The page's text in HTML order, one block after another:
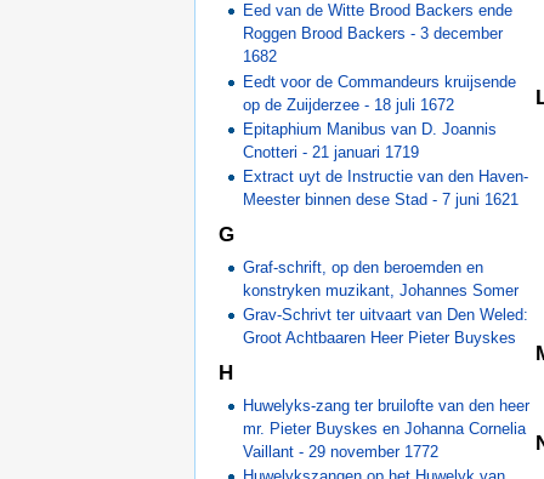
Eed van de Witte Brood Backers ende
Roggen Brood Backers - 3 december
1682
Eedt voor de Commandeurs kruijsende
op de Zuijderzee - 18 juli 1672
Epitaphium Manibus van D. Joannis
Cnotteri - 21 januari 1719
Extract uyt de Instructie van den Haven-
Meester binnen dese Stad - 7 juni 1621
G
Graf-schrift, op den beroemden en
konstryken muzikant, Johannes Somer
Grav-Schrivt ter uitvaart van Den Weled:
Groot Achtbaaren Heer Pieter Buyskes
H
Huwelyks-zang ter bruilofte van den heer
mr. Pieter Buyskes en Johanna Cornelia
Vaillant - 29 november 1772